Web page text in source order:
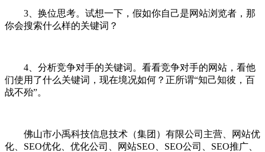
3、换位思考。试想一下，假如你自己是网站浏览者，那
你会搜索什么样的关键词？
4、分析竞争对手的关键词。看看竞争对手的网站，看他
们使用了什么关键词，现在境况如何？正所谓“知己知彼，百
战不殆”。
佛山市小禹科技信息技术（集团）有限公司主营、网站优
化、SEO优化、优化公司、网站SEO、SEO公司、SEO推广、